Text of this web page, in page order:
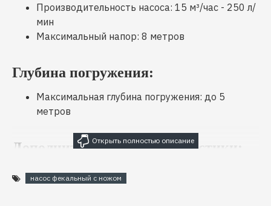
Производительность насоса: 15 м³/час - 250 л/
мин
Максимальный напор: 8 метров
Глубина погружения:
Максимальная глубина погружения: до 5
метров
Дополнительные характеристики:
Производитель: Optima (Польша)
Гарантия: 2 года
насос фекальный с ножом